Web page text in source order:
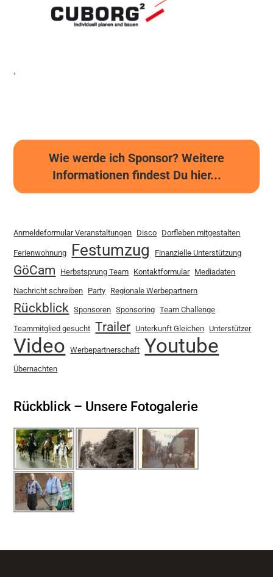
'
Wie werde ich Sponsor? Weitere
Informationen findest Du hier...
Anmeldeformular Veranstaltungen Disco Dorfleben mitgestalten
Ferienwohnung Festumzug Finanzielle Unterstützung
GöCam Herbstsprung Team Kontaktformular Mediadaten
Nachricht schreiben Party Regionale Werbepartnern
Rückblick Sponsoren Sponsoring Team Challenge
Teammitglied gesucht Trailer Unterkunft Gleichen Unterstützer
Video Werbepartnerschaft Youtube
Übernachten
Rückblick – Unsere Fotogalerie